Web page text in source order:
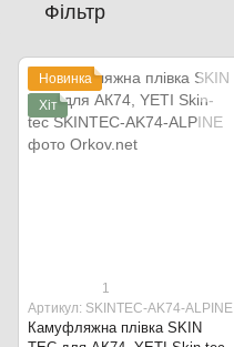
Фільтр
Новинка
Хіт
1
Артикул: SKINTEC-AK74-ALPINE
Камуфляжна плівка SKIN